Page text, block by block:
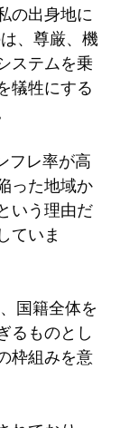
の出身地に
、尊厳、機
ステムを乗
犠牲にする
フレ率が高
った地域か
いう理由だ
ていま
国籍全体を
るものとし
枠組みを意